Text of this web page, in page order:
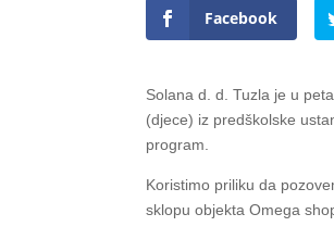
Facebook
Solana d. d. Tuzla je u
(djece) iz predškolske
program.
Koristimo priliku da
sklopu objekta Omega